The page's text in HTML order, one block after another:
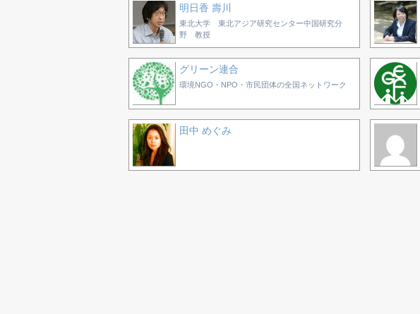
明日香 壽川
東北大学 東北アジア研究センター中国研究分
野 教授
グリーン連合
環境NGO・NPO・市民団体の全国ネットワーク
田中 めぐみ